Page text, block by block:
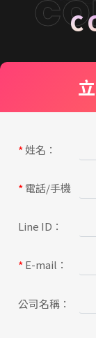
*姓名：
*電話/手機
Line ID：
*E-mail：
公司名稱：